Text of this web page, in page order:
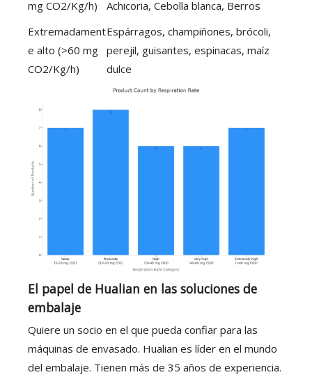
mg CO2/Kg/h)
Achicoria, Cebolla blanca, Berros
Extremadament
e alto (>60 mg
CO2/Kg/h)
Espárragos, champiñones, brócoli,
perejil, guisantes, espinacas, maíz
dulce
El papel de Hualian en las soluciones de
embalaje
Quiere un socio en el que pueda confiar para las
máquinas de envasado. Hualian es líder en el mundo
del embalaje. Tienen más de 35 años de experiencia.